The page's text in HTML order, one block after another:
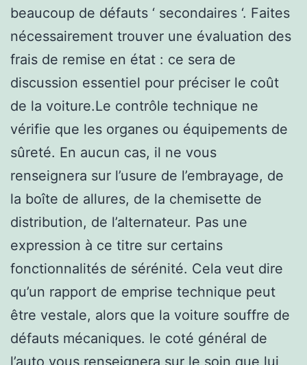
beaucoup de défauts ‘ secondaires ‘. Faites
nécessairement trouver une évaluation des
frais de remise en état : ce sera de
discussion essentiel pour préciser le coût
de la voiture.Le contrôle technique ne
vérifie que les organes ou équipements de
sûreté. En aucun cas, il ne vous
renseignera sur l’usure de l’embrayage, de
la boîte de allures, de la chemisette de
distribution, de l’alternateur. Pas une
expression à ce titre sur certains
fonctionnalités de sérénité. Cela veut dire
qu’un rapport de emprise technique peut
être vestale, alors que la voiture souffre de
défauts mécaniques. le coté général de
l’auto vous renseignera sur le soin que lui